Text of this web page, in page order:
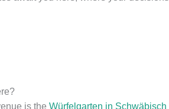
is the Würfelgarten in Schwäbisch